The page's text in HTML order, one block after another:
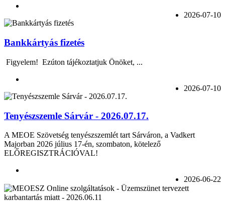
2026-07-10
Bankkártyás fizetés
Figyelem! Ezúton tájékoztatjuk Önöket, ...
2026-07-10
Tenyészszemle Sárvár - 2026.07.17.
A MEOE Szövetség tenyészszemlét tart Sárváron, a Vadkert
Majorban 2026 július 17-én, szombaton, kötelező
ELŐREGISZTRÁCIÓVAL!
2026-06-22